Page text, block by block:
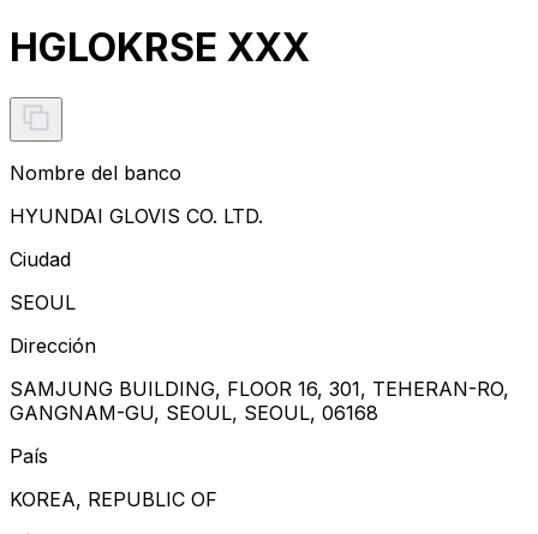
HGLOKRSE XXX
Nombre del banco
HYUNDAI GLOVIS CO. LTD.
Ciudad
SEOUL
Dirección
SAMJUNG BUILDING, FLOOR 16, 301, TEHERAN-RO,
GANGNAM-GU, SEOUL, SEOUL, 06168
País
KOREA, REPUBLIC OF